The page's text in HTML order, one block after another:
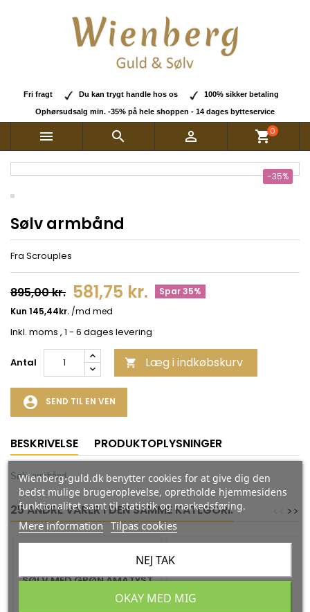
Fri fragt Du kan trygt handle hos os 100% sikker betaling
Ophørsudsalg min. -35% på hele shoppen - 14 dages bytteservice
   shopping_cart0
-35%
Sølv armbånd
Fra Scrouples
895,00 kr. 581,75 kr. Spar 35%
Inkl. moms , 1 - 6 dages levering
Antal  Læg i indkøbskurv
account_circle SEND TIL EN VEN
BESKRIVELSE PRODUKTOPLYSNINGER
Sølv armbånd
25 ANDRE VARER I DEN SAMME KATEGORI: >>
SØLV MED GRØN AMATYST
Fra San Design
Wienberg-guld.dk benytter cookies for at give dig den
bedst mulige brugeroplevelse, opretholde hjemmesidens
funktionalitet samt til statistik og markedsføring.
Mere information Tilpas cookies
NEJ TAK
OKAY MED MIG